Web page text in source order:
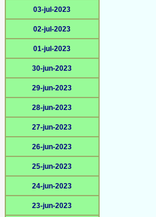
03-jul-2023
02-jul-2023
01-jul-2023
30-jun-2023
29-jun-2023
28-jun-2023
27-jun-2023
26-jun-2023
25-jun-2023
24-jun-2023
23-jun-2023